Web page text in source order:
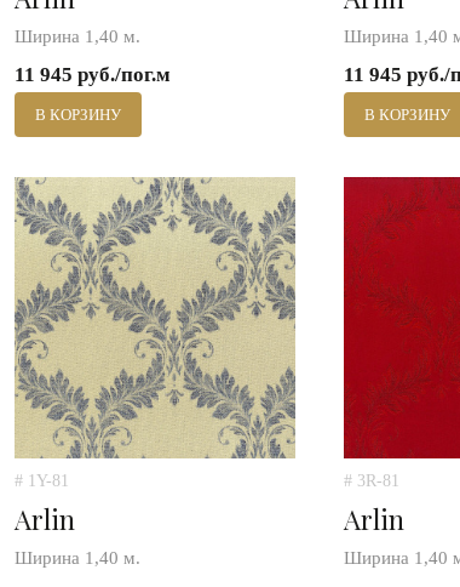
Ширина 1,40 м.
11 945 руб./пог.м
В КОРЗИНУ
Ширина 1,40
11 945 руб./
В КОРЗИНУ
# 1Y-81
Arlin
Ширина 1,40 м.
# 3R-81
Arlin
Ширина 1,40